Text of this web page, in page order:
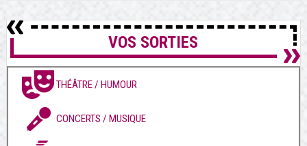
VOS SORTIES
THÉÂTRE / HUMOUR
CONCERTS / MUSIQUE